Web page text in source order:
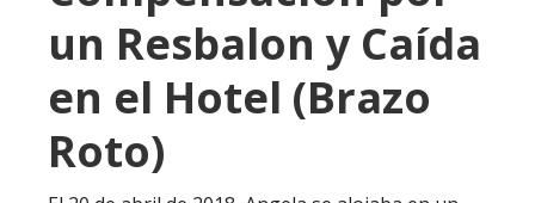
un Resbalon y Caída
en el Hotel (Brazo
Roto)